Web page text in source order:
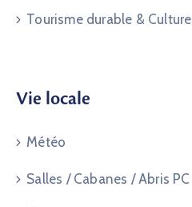
Tourisme durable & Culture
Vie locale
Météo
Salles / Cabanes / Abris PC